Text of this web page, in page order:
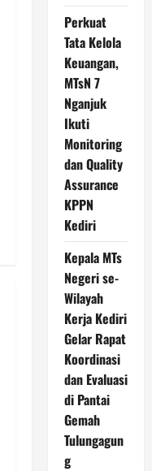
Perkuat
Tata Kelola
Keuangan,
MTsN 7
Nganjuk
Ikuti
Monitoring
dan Quality
Assurance
KPPN
Kediri
Kepala MTs
Negeri se-
Wilayah
Kerja Kediri
Gelar Rapat
Koordinasi
dan Evaluasi
di Pantai
Gemah
Tulungagun
g